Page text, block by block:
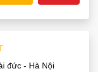
đức - Hà Nội